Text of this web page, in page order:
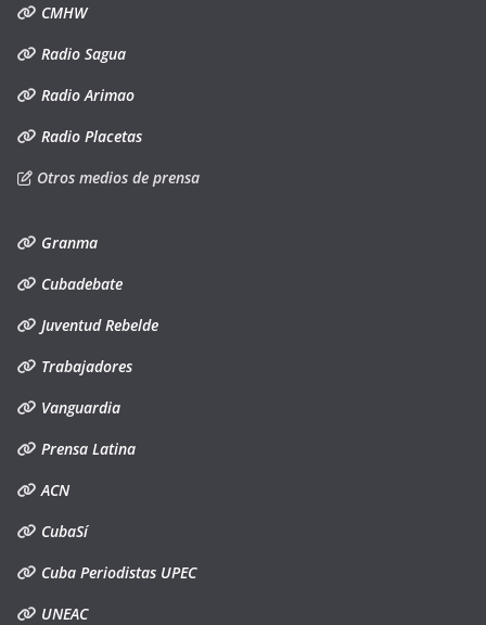
CMHW
Radio Sagua
Radio Arimao
Radio Placetas
Otros medios de prensa
Granma
Cubadebate
Juventud Rebelde
Trabajadores
Vanguardia
Prensa Latina
ACN
CubaSí
Cuba Periodistas UPEC
UNEAC